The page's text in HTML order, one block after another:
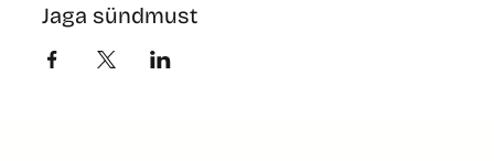
Jaga sündmust